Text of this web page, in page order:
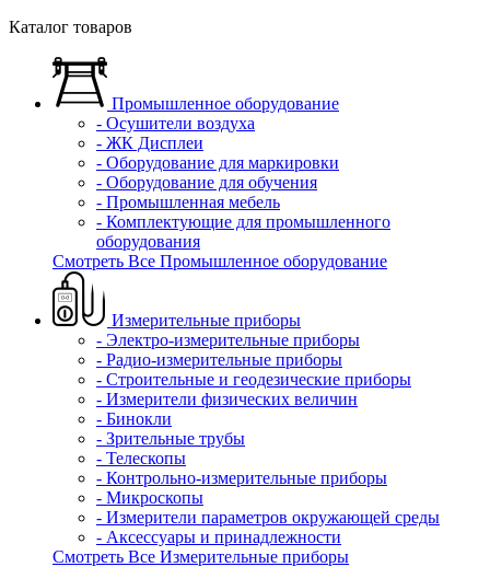
Каталог товаров
Промышленное оборудование
- Осушители воздуха
- ЖК Дисплеи
- Оборудование для маркировки
- Оборудование для обучения
- Промышленная мебель
- Комплектующие для промышленного
оборудования
Смотреть Все Промышленное оборудование
Измерительные приборы
- Электро-измерительные приборы
- Радио-измерительные приборы
- Строительные и геодезические приборы
- Измерители физических величин
- Бинокли
- Зрительные трубы
- Телескопы
- Контрольно-измерительные приборы
- Микроскопы
- Измерители параметров окружающей среды
- Аксессуары и принадлежности
Смотреть Все Измерительные приборы